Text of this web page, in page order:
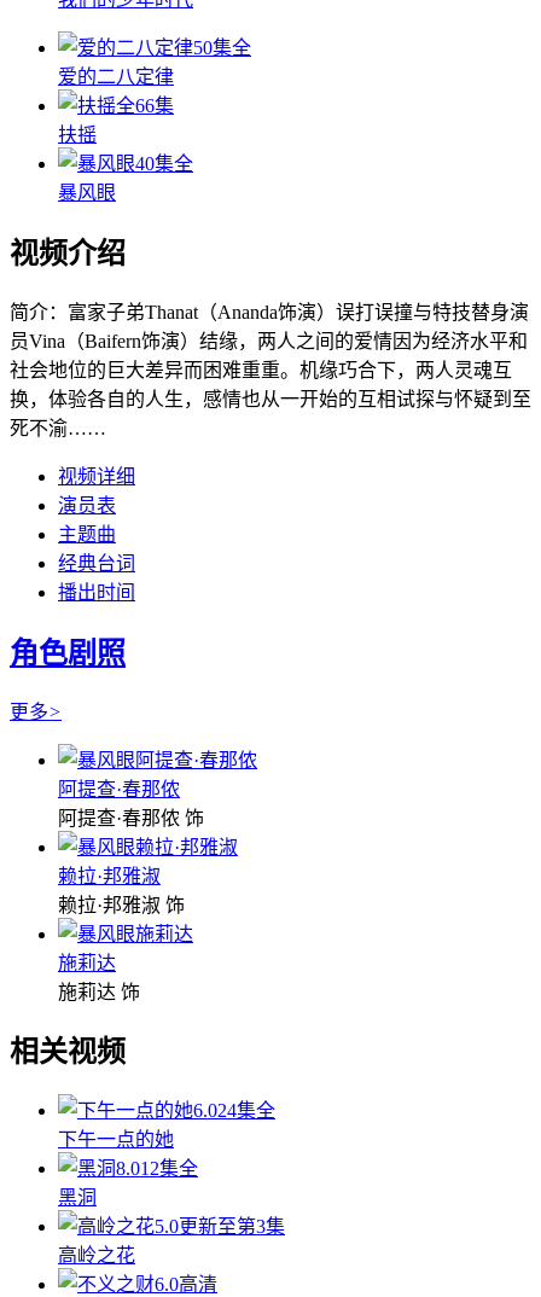
50集全
爱的二八定律
全66集
扶摇
40集全
暴风眼
视频介绍
简介： 富家子弟Thanat（Ananda饰演）误打误撞与特技替身演
员Vina（Baifern饰演）结缘，两人之间的爱情因为经济水平和
社会地位的巨大差异而困难重重。机缘巧合下，两人灵魂互
换，体验各自的人生，感情也从一开始的互相试探与怀疑到至
死不渝……
视频详细
演员表
主题曲
经典台词
播出时间
角色剧照
更多>
阿提查·春那侬
阿提查·春那侬 饰
赖拉·邦雅淑
赖拉·邦雅淑 饰
施莉达
施莉达 饰
相关视频
6.024集全
下午一点的她
8.012集全
黑洞
5.0更新至第3集
高岭之花
6.0高清